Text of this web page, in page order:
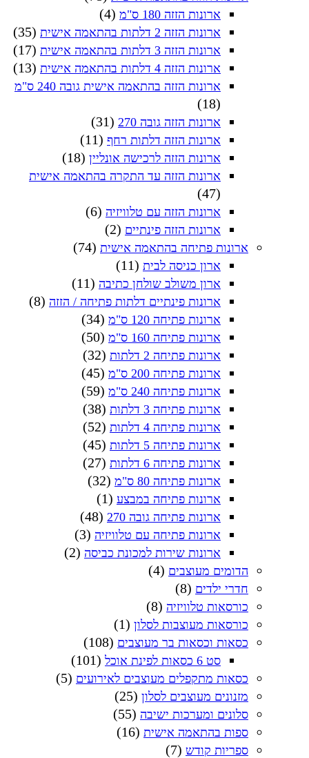
ארונות הזזה 180 ס"מ (4)
ארונות הזזה 2 דלתות בהתאמה אישית (35)
ארונות הזזה 3 דלתות בהתאמה אישית (17)
ארונות הזזה 4 דלתות בהתאמה אישית (13)
ארונות הזזה בהתאמה אישית גובה 240 ס"מ
(18)
ארונות הזזה גובה 270 (31)
ארונות הזזה דלתות רחף (11)
ארונות הזזה לרכישה אונליין (18)
ארונות הזזה עד התקרה בהתאמה אישית
(47)
ארונות הזזה עם טלוויזיה (6)
ארונות הזזה פינתיים (2)
ארונות פתיחה בהתאמה אישית (74)
ארון כניסה לבית (11)
ארון משולב שולחן כתיבה (11)
ארונות פינתיים דלתות פתיחה / הזזה (8)
ארונות פתיחה 120 ס"מ (34)
ארונות פתיחה 160 ס"מ (50)
ארונות פתיחה 2 דלתות (32)
ארונות פתיחה 200 ס"מ (45)
ארונות פתיחה 240 ס"מ (59)
ארונות פתיחה 3 דלתות (38)
ארונות פתיחה 4 דלתות (52)
ארונות פתיחה 5 דלתות (45)
ארונות פתיחה 6 דלתות (27)
ארונות פתיחה 80 ס"מ (32)
ארונות פתיחה במבצע (1)
ארונות פתיחה גובה 270 (48)
ארונות פתיחה עם טלוויזיה (3)
ארונות שירות למכונת כביסה (2)
הדומים מעוצבים (4)
חדרי ילדים (8)
כורסאות טלוויזיה (8)
כורסאות מעוצבות לסלון (1)
כסאות וכסאות בר מעוצבים (108)
סט 6 כסאות לפינת אוכל (101)
כסאות מתקפלים מעוצבים לאירועים (5)
מזנונים מעוצבים לסלון (25)
סלונים ומערכות ישיבה (55)
ספות בהתאמה אישית (16)
ספריות קודש (7)